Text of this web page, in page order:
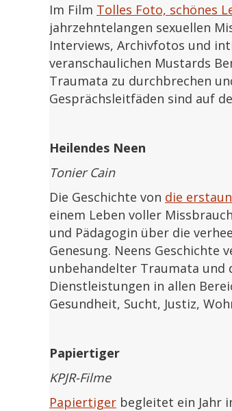
Im Film Tolles Foto, schönes
jahrzehntelangen sexuellen
Interviews, Archivfotos und
veranschaulichen Mustards
Traumata zu durchbrechen
Gesprächsleitfäden sind auf
Heilendes Neen
Tonier Cain
Die Geschichte von die
einem Leben voller
und Pädagogin über die
Genesung. Neens
unbehandelter Traumata
Dienstleistungen in allen
Gesundheit, Sucht, Justiz,
Papiertiger
KPJR-Filme
Papiertiger begleitet ein Jahr